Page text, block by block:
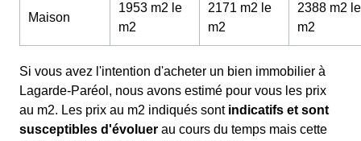
Maison
1953 m2 le
m2
2171 m2 le
m2
2388 m2 le
m2
Si vous avez l'intention d'acheter un bien immobilier à
Lagarde-Paréol, nous avons estimé pour vous les prix
au m2. Les prix au m2 indiqués sont indicatifs et sont
susceptibles d'évoluer au cours du temps mais cette